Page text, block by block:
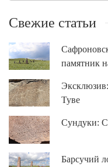
Свежие статьи
памятник
Туве
Сундуки:
Барсучий